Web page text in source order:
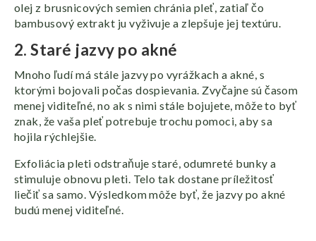
olej z brusnicových semien chránia pleť, zatiaľ čo
bambusový extrakt ju vyživuje a zlepšuje jej textúru.
2. Staré jazvy po akné
Mnoho ľudí má stále jazvy po vyrážkach a akné, s
ktorými bojovali počas dospievania. Zvyčajne sú časom
menej viditeľné, no ak s nimi stále bojujete, môže to byť
znak, že vaša pleť potrebuje trochu pomoci, aby sa
hojila rýchlejšie.
Exfoliácia pleti odstraňuje staré, odumreté bunky a
stimuluje obnovu pleti. Telo tak dostane príležitosť
liečiť sa samo. Výsledkom môže byť, že jazvy po akné
budú menej viditeľné.